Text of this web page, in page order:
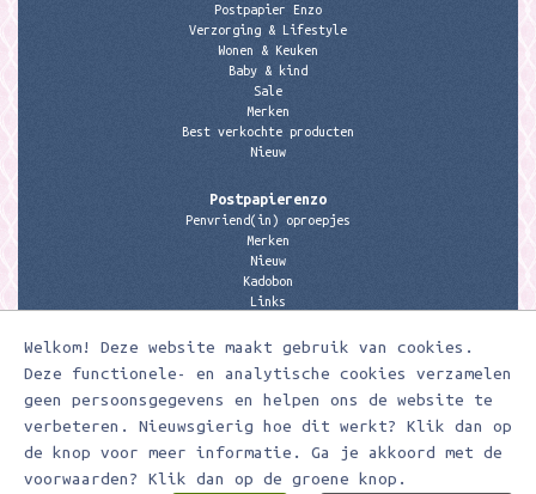
Welkom! Deze website maakt gebruik van cookies.
Deze functionele- en analytische cookies verzamelen
geen persoonsgegevens en helpen ons de website te
verbeteren. Nieuwsgierig hoe dit werkt? Klik dan op
de knop voor meer informatie. Ga je akkoord met de
voorwaarden? Klik dan op de groene knop.
Postpapier Enzo
Verzorging & Lifestyle
Wonen & Keuken
Baby & kind
Sale
Merken
Best verkochte producten
Nieuw
Postpapierenzo
Penvriend(in) oproepjes
Merken
Nieuw
Kadobon
Links
Contactgegevens
Meerleuks
anita@meerleuks.nl
06 – 107 163 36
KVK nummer: 58807179
BTW nummer: 853190859B01